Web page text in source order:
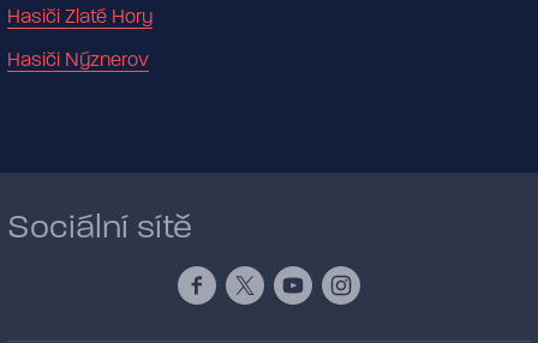
Hasiči Zlaté Hory
Hasiči Nýznerov
Sociální sítě